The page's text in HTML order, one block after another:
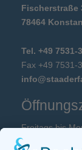
Fischerstraße
78464
Tel. +49 7531-
Fax +49 7531-
Freitags bis
12:00 Uhr bis